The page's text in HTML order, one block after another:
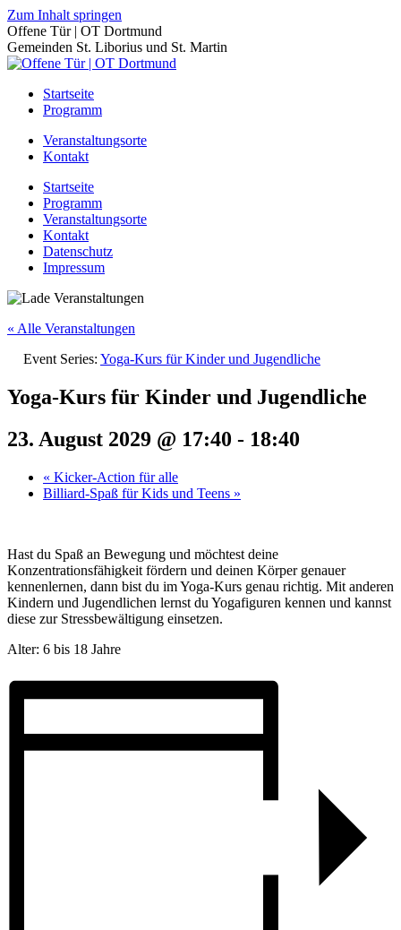
Zum Inhalt springen
Offene Tür | OT Dortmund
Gemeinden St. Liborius und St. Martin
Startseite
Programm
Veranstaltungsorte
Kontakt
Startseite
Programm
Veranstaltungsorte
Kontakt
Datenschutz
Impressum
« Alle Veranstaltungen
Event Series: Yoga-Kurs für Kinder und Jugendliche
Yoga-Kurs für Kinder und Jugendliche
23. August 2029 @ 17:40 - 18:40
« Kicker-Action für alle
Billiard-Spaß für Kids und Teens »
Hast du Spaß an Bewegung und möchtest deine
Konzentrationsfähigkeit fördern und deinen Körper genauer
kennenlernen, dann bist du im Yoga-Kurs genau richtig. Mit anderen
Kindern und Jugendlichen lernst du Yogafiguren kennen und kannst
diese zur Stressbewältigung einsetzen.
Alter: 6 bis 18 Jahre